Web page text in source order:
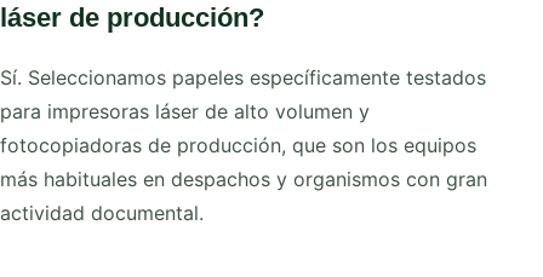
láser de producción?
Sí. Seleccionamos papeles específicamente testados
para impresoras láser de alto volumen y
fotocopiadoras de producción, que son los equipos
más habituales en despachos y organismos con gran
actividad documental.